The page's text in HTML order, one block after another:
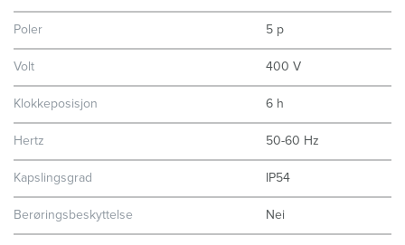
Poler 5 p
Volt 400 V
Klokkeposisjon 6 h
Hertz 50-60 Hz
Kapslingsgrad IP54
Berøringsbeskyttelse Nei